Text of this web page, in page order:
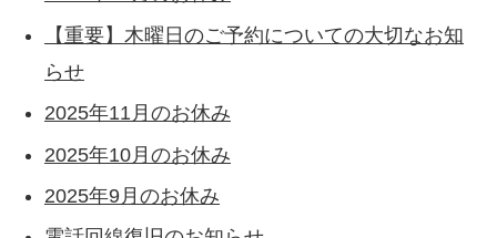
【重要】木曜日のご予約についての大切なお知
らせ
2025年11月のお休み
2025年10月のお休み
2025年9月のお休み